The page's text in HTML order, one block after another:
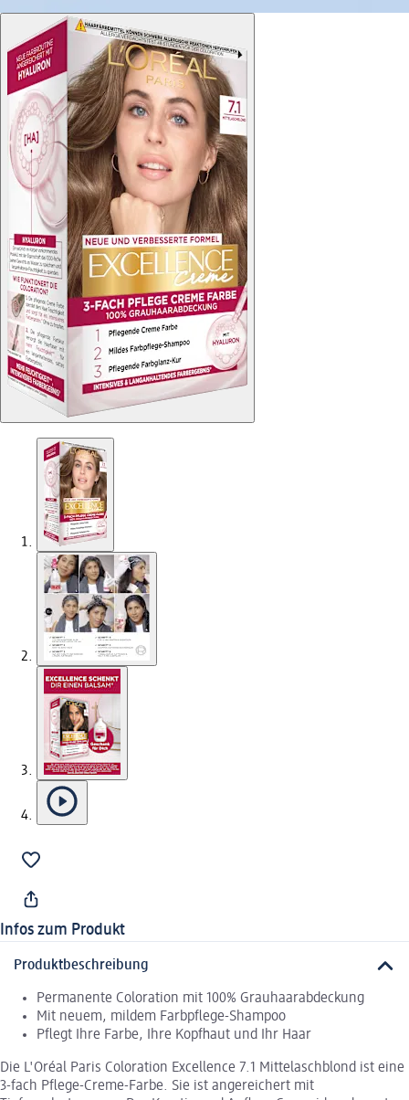
Infos zum Produkt
Produktbeschreibung
Permanente Coloration mit 100% Grauhaarabdeckung
Mit neuem, mildem Farbpflege-Shampoo
Pflegt Ihre Farbe, Ihre Kopfhaut und Ihr Haar
Die L'Oréal Paris Coloration Excellence 7.1 Mittelaschblond ist eine
3-fach Pflege-Creme-Farbe. Sie ist angereichert mit